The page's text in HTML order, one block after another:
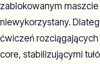
zablokowanym
niewykorzystany.
ćwiczeń
core, stabilizującymi